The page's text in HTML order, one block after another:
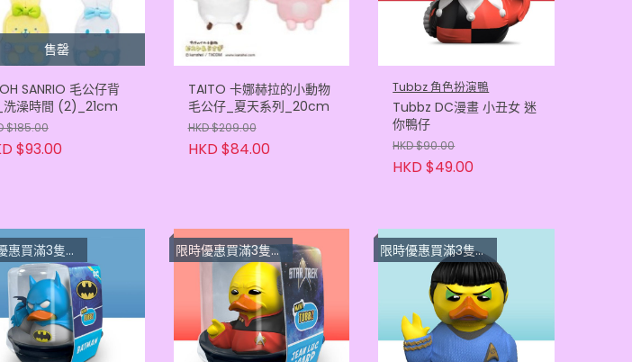
售罄
SANRIO 毛公仔背
洗澡時間 (2)_21cm
$185.00
$93.00
TAITO 卡娜赫拉的小動物
毛公仔_夏天系列_20cm
HKD $209.00
HKD $84.00
Tubbz 角色扮演鴨
Tubbz DC漫畫 小丑女 迷
你鴨仔
HKD $90.00
HKD $49.00
3隻或以上每隻 $33.3 限時優惠買滿3隻或以上每隻 $33.3 限時優惠買滿3隻或以上每隻 $33.3